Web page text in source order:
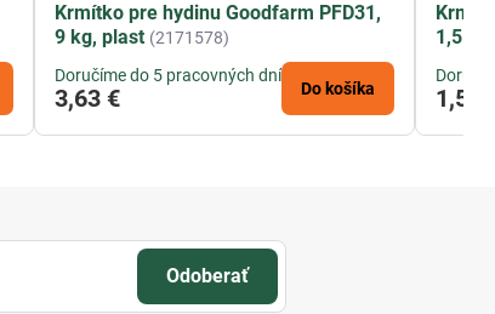
Krmítko pre hydinu Goodfarm PFD31,
9 kg, plast (2171578)
Doručíme do 5 pracovných dní
3,63 € Do košíka
1,5
1,50
Odoberať